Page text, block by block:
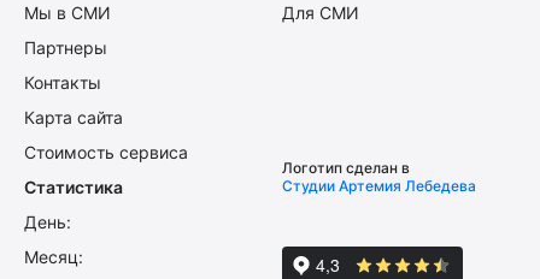
Мы в СМИ
Партнеры
Контакты
Карта сайта
Стоимость сервиса
Для СМИ
Статистика
День:
Месяц:
Логотип сделан в
Студии Артемия Лебедева